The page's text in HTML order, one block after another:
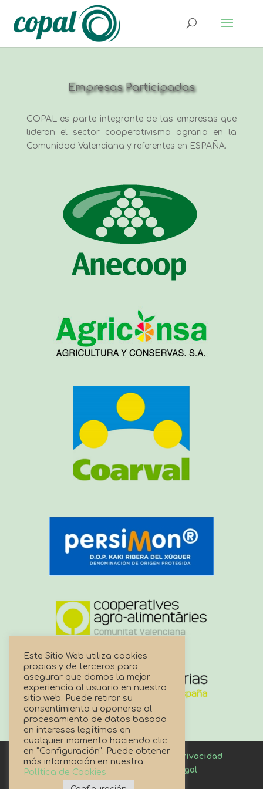
Empresas Participadas
COPAL es parte integrante de las empresas que
lideran el sector cooperativismo agrario en la
Comunidad Valenciana y referentes en ESPAÑA.
Canal de denuncias
Política de privacidad
Política de cookies
Aviso Legal
Enlaces de Interés
Este Sitio Web utiliza cookies
propias y de terceros para
asegurar que damos la mejor
experiencia al usuario en nuestro
sitio web. Puede retirar su
consentimiento u oponerse al
procesamiento de datos basado
en intereses legítimos en
cualquier momento haciendo clic
en "Configuración". Puede obtener
más información en nuestra
Política de Cookies